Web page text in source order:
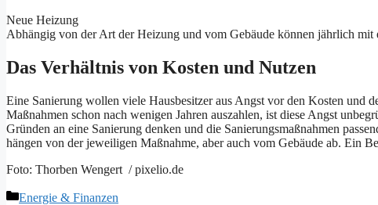
Neue Heizung
Abhängig von der Art der Heizung und vom Gebäude können jährlich
Das Verhältnis von Kosten und Nutzen
Eine Sanierung wollen viele Hausbesitzer aus Angst vor den Kosten und
Maßnahmen schon nach wenigen Jahren auszahlen, ist diese Angst
Gründen an eine Sanierung denken und die Sanierungsmaßnahmen
hängen von der jeweiligen Maßnahme, aber auch vom Gebäude ab. Ein
Foto: Thorben Wengert / pixelio.de
Kategorien
Energie & Finanzen